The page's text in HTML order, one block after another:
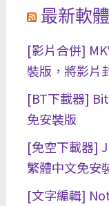
最新軟
[影片合併]
裝版，將影片
[BT下載器]
免安裝版
[免空下載器]
繁體中文免安
[文字編輯]